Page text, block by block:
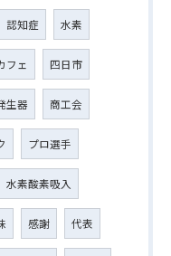
認知症 水素
フェ 四日市
生器 商工会
プロ選手
水素酸素吸入
感謝 代表